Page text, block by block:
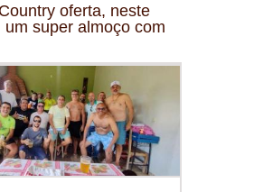
oferta, neste
um super almoço com